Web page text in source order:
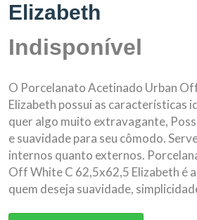
Elizabeth
Indisponível
O Porcelanato Acetinado Urban
Elizabeth possui as características
quer algo muito extravagante,
e suavidade para seu cômodo.
internos quanto externos.
Off White C 62,5x62,5 Elizabeth é
quem deseja suavidade,